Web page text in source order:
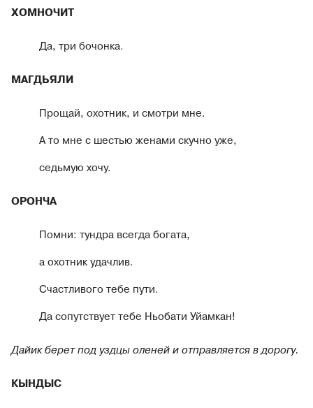
ХОМНОЧИТ
Да, три бочонка.
МАГДЬЯЛИ
Прощай, охотник, и смотри мне.
А то мне с шестью женами скучно уже,
седьмую хочу.
ОРОНЧА
Помни: тундра всегда богата,
а охотник удачлив.
Счастливого тебе пути.
Да сопутствует тебе Ньобати Уйамкан!
Дайик берет под уздцы оленей и отправляется в дорогу.
КЫНДЫС